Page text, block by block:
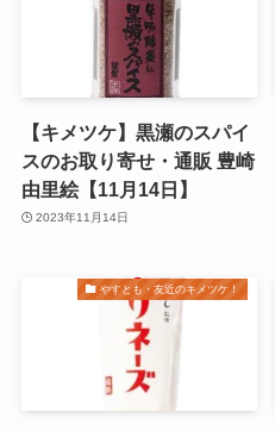
【キメツケ】黒瀬のスパイ
スのお取り寄せ・通販 豊崎
由里絵【11月14日】
2023年11月14日
やすとも・友近のキメツケ！